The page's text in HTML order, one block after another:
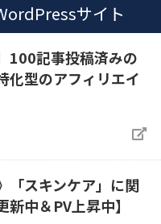
サイト
100記事投稿済みの
化型のアフィリエイ
「スキンケア」に関
中＆PV上昇中】